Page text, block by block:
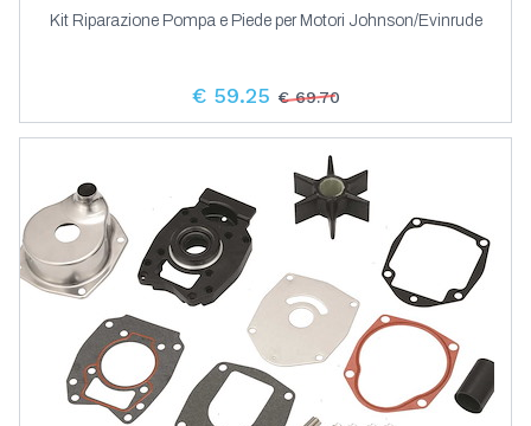
Kit Riparazione Pompa e Piede per Motori Johnson/Evinrude
€ 59.25 € 69.70